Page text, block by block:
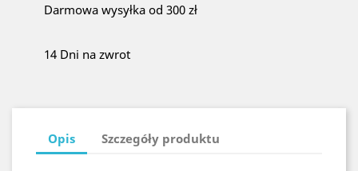
Darmowa wysyłka od 300 zł
14 Dni na zwrot
Opis Szczegóły produktu